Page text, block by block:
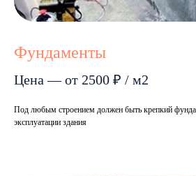
Фундаменты
Цена — от 2500 ₽ / м2
Под любым строением должен быть крепкий
эксплуатации здания